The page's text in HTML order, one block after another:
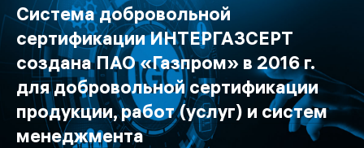
Система добровольной
сертификации ИНТЕРГАЗСЕРТ
создана ПАО «Газпром» в 2016 г.
для добровольной сертификации
продукции,работ (услуг) и систем
менеджмента